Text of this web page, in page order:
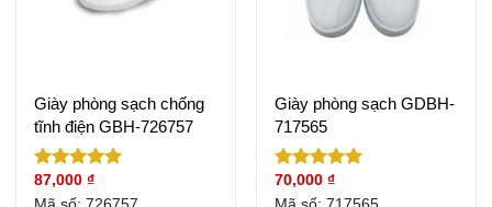
Giày phòng sạch chống
tĩnh điện GBH-726757
Được xếp
hạng5.00
87,000₫
Giày phòng sạch GDBH-
717565
Được xếp
hạng5.00
70,000₫